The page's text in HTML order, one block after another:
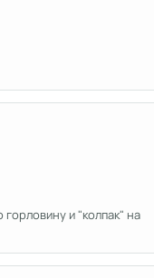
и "колпак" на